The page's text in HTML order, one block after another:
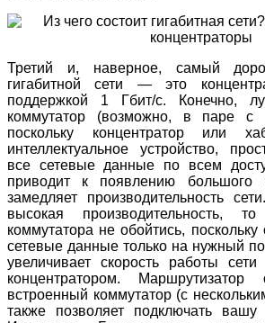
Третий и, наверное, самый
гигабитной сети — это
поддержкой 1 Гбит/с. Конечно,
коммутатор (возможно, в паре с
поскольку концентратор
интеллектуальное устройство,
все сетевые данные по всем
приводит к появлению большого
замедляет производительность
высокая производительность,
коммутатора не обойтись,
сетевые данные только на нужный
увеличивает скорость работы
концентратором.
встроенный коммутатор (с
также позволяет подключать